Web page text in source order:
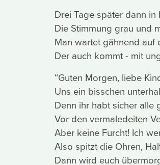
Drei Tage später dann in
Die Stimmung grau und
Man wartet gähnend auf
Der auch kommt - mit
“Guten Morgen, liebe
Uns ein bisschen
Denn ihr habt sicher alle
Vor den vermaledeiten
Aber keine Furcht! Ich
Also spitzt die Ohren,
Dann wird euch